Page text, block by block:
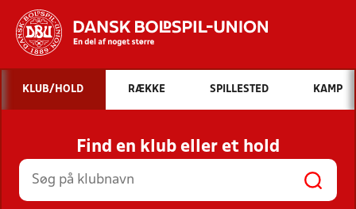
Hvad vil du søge efter?
INDHOLD OG NYHEDER
STILLINGER, RESULTATER, KLUBBER OG
HOLD
KLUB/HOLD RÆKKE SPILLESTED KAMP
Find en klub eller et hold